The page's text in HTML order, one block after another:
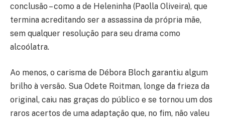
conclusão – como a de Heleninha (Paolla Oliveira), que
termina acreditando ser a assassina da própria mãe,
sem qualquer resolução para seu drama como
alcoólatra.
Ao menos, o carisma de Débora Bloch garantiu algum
brilho à versão. Sua Odete Roitman, longe da frieza da
original, caiu nas graças do público e se tornou um dos
raros acertos de uma adaptação que, no fim, não valeu